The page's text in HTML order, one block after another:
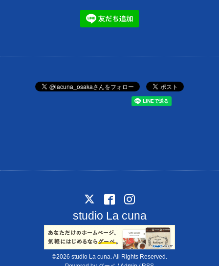
studio La cuna
©2026 studio La cuna. All Rights Reserved.